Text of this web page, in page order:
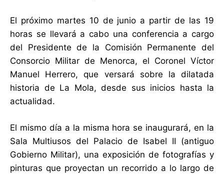
El próximo martes 10 de junio a partir de las 19
horas se llevará a cabo una conferencia a cargo
del Presidente de la Comisión Permanente del
Consorcio Militar de Menorca, el Coronel Víctor
Manuel Herrero, que versará sobre la dilatada
historia de La Mola, desde sus inicios hasta la
actualidad.
El mismo día a la misma hora se inaugurará, en la
Sala Multiusos del Palacio de Isabel II (antiguo
Gobierno Militar), una exposición de fotografías y
pinturas que proyectan un recorrido a lo largo de